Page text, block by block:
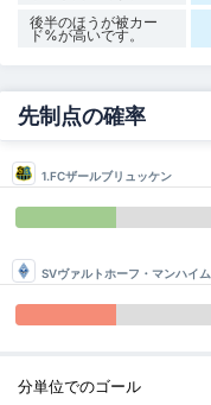
後半のほうが被カー
ド%が高いです。
先制点の確率
1.FCザールブリュッケン
SVヴァルトホーフ・マンハイム
分単位でのゴール